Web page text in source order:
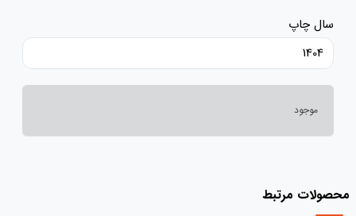
سال چاپ
1404
موجود
محصولات مرتبط